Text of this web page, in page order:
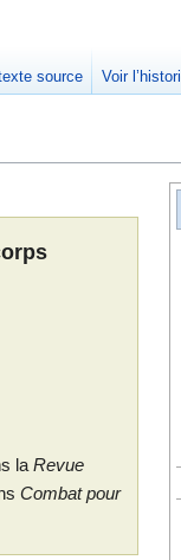
la Revue
Combat pour
source Voir